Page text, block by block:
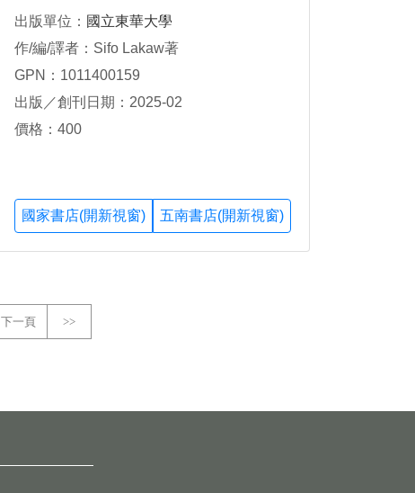
民化
出版單位： 國立東華大學
作/編/譯者：Sifo Lakaw著
GPN：1011400159
出版／創刊日期：2025-02
價格：400
國家書店(開新視窗) 五南書店(開新視窗)
下一頁 >>